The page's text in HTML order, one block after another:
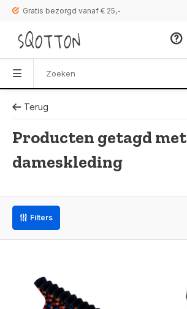
Gratis bezorgd vanaf € 25,-
Terug
Producten getagd met
dameskleding
Filters